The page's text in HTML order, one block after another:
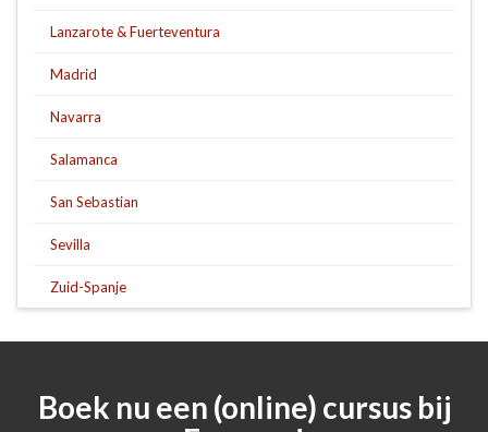
Lanzarote & Fuerteventura
Madrid
Navarra
Salamanca
San Sebastian
Sevilla
Zuid-Spanje
Boek nu een (online) cursus bij